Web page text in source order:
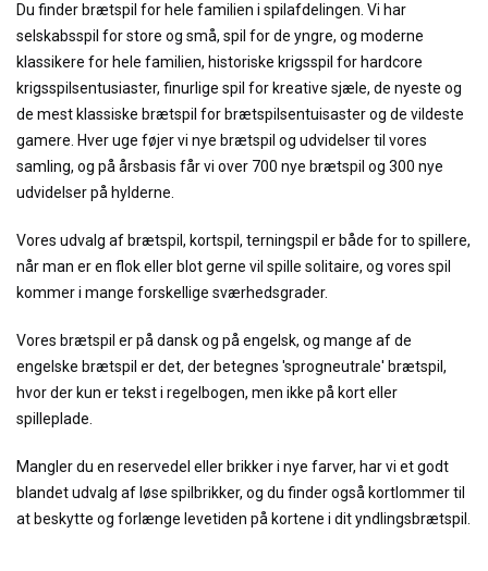
Du finder brætspil for hele familien i spilafdelingen. Vi har
selskabsspil for store og små, spil for de yngre, og moderne
klassikere for hele familien, historiske krigsspil for hardcore
krigsspilsentusiaster, finurlige spil for kreative sjæle, de nyeste og
de mest klassiske brætspil for brætspilsentuisaster og de vildeste
gamere. Hver uge føjer vi nye brætspil og udvidelser til vores
samling, og på årsbasis får vi over 700 nye brætspil og 300 nye
udvidelser på hylderne.
Vores udvalg af brætspil, kortspil, terningspil er både for to spillere,
når man er en flok eller blot gerne vil spille solitaire, og vores spil
kommer i mange forskellige sværhedsgrader.
Vores brætspil er på dansk og på engelsk, og mange af de
engelske brætspil er det, der betegnes 'sprogneutrale' brætspil,
hvor der kun er tekst i regelbogen, men ikke på kort eller
spilleplade.
Mangler du en reservedel eller brikker i nye farver, har vi et godt
blandet udvalg af løse spilbrikker, og du finder også kortlommer til
at beskytte og forlænge levetiden på kortene i dit yndlingsbrætspil.